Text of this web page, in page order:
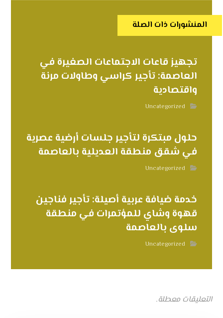
المنشورات ذات الصلة
تجهيز قاعات الاجتماعات الصغيرة في
العاصمة: تأجير كراسي وطاولات مرنة
واقتصادية
Uncategorized
حلول مبتكرة لتأجير جلسات أرضية عصرية
في شقق منطقة العديلية بالعاصمة
Uncategorized
خدمة ضيافة عربية أصيلة: تأجير فناجين
قهوة وشاي للمؤتمرات في منطقة
سلوى بالعاصمة
Uncategorized
التعليقات معطلة.